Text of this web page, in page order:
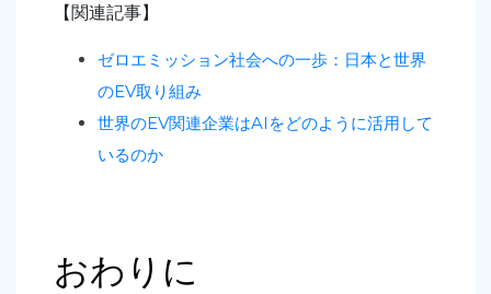
【関連記事】
ゼロエミッション社会への一歩：日本と世界
のEV取り組み
世界のEV関連企業はAIをどのように活用して
いるのか
おわりに